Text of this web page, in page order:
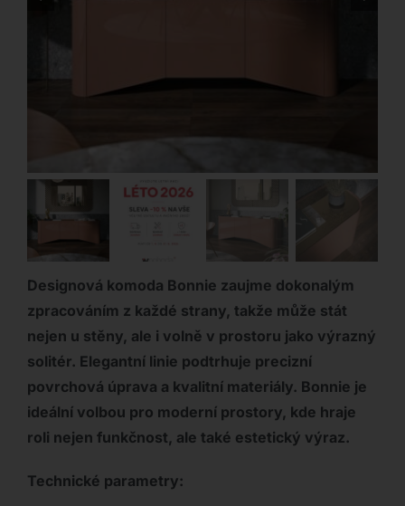
Designová komoda Bonnie zaujme dokonalým
zpracováním z každé strany, takže může stát
nejen u stěny, ale i volně v prostoru jako výrazný
solitér. Elegantní linie podtrhuje precizní
povrchová úprava a kvalitní materiály. Bonnie je
ideální volbou pro moderní prostory, kde hraje
roli nejen funkčnost, ale také estetický výraz.
Technické parametry: